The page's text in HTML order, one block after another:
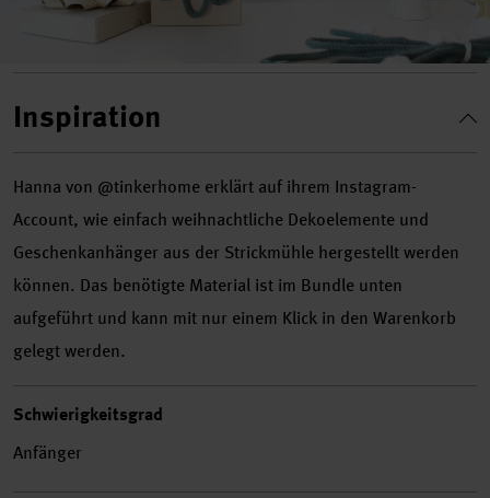
Inspiration
Hanna von @tinkerhome erklärt auf ihrem Instagram-
Account, wie einfach weihnachtliche Dekoelemente und
Geschenkanhänger aus der Strickmühle hergestellt werden
können. Das benötigte Material ist im Bundle unten
aufgeführt und kann mit nur einem Klick in den Warenkorb
gelegt werden.
Schwierigkeitsgrad
Anfänger